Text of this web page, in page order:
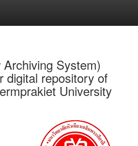
System)
digital repository of
University